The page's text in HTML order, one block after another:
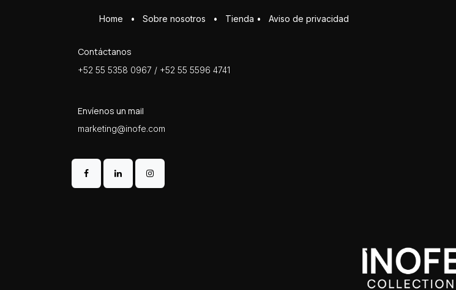
Home • Sobre ​n​osotros • Tienda • Aviso de privacidad
Contáctanos
+52 55 5358 0967 / +52 55 5596 4741
Envíenos un mail
marketing@inofe.com